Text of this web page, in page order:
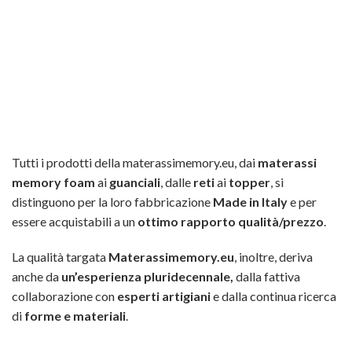
Tutti i prodotti della materassimemory.eu, dai materassi
memory foam ai guanciali , dalle retiai topper , si
distinguono per la loro fabbricazione Made in Italye per
essere acquistabili a un ottimo rapporto qualità/prezzo
La qualità targata Materassimemory.eu, inoltre, deriva
anche da un’esperienza pluridecennale, dalla fattiva
collaborazione con esperti artigianie dalla continua ricerca
di forme e materiali.